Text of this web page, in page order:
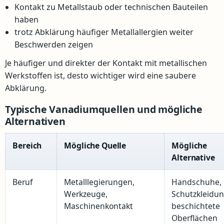
Kontakt zu Metallstaub oder technischen Bauteilen
haben
trotz Abklärung häufiger Metallallergien weiter
Beschwerden zeigen
Je häufiger und direkter der Kontakt mit metallischen
Werkstoffen ist, desto wichtiger wird eine saubere
Abklärung.
Typische Vanadiumquellen und mögliche
Alternativen
Bereich Mögliche Quelle
Mögliche
Alternative
Beruf
Metalllegierungen,
Werkzeuge,
Maschinenkontakt
Handschuhe,
beschichtete
Oberflächen